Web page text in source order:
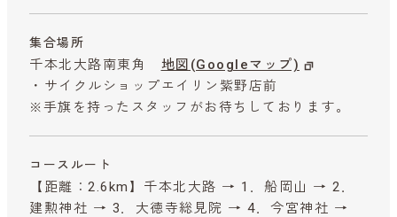
集合場所
千本北大路南東角 地図(Googleマップ)
・サイクルショップエイリン紫野店前
※手旗を持ったスタッフがお待ちしております。
コースルート
【距離：2.6km】千本北大路 → 1．船岡山 → 2．
建勲神社 → 3．大徳寺総見院 → 4．今宮神社 →